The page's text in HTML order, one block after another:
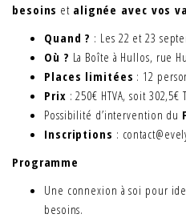
besoins et alignée avec vos
Quand ? : Les 22 et 23
Où ? La Boîte à Hullos, rue
Places limitées : 12
Prix : 250€ HTVA, soit 302,5€
Possibilité d’intervention du
Inscriptions :
Programme
Une connexion à soi pour
besoins.